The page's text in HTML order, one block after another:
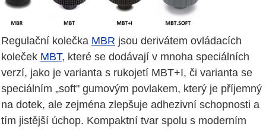
Regulační kolečka MBR jsou derivátem ovládacích
koleček MBT, které se dodávají v mnoha speciálních
verzí, jako je varianta s rukojetí MBT+I, či varianta se
speciálním „soft" gumovým povlakem, který je příjemný
na dotek, ale zejména zlepšuje adhezivní schopnosti a
tím jistější úchop. Kompaktní tvar spolu s moderním